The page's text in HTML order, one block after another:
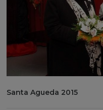
Santa Agueda 2015